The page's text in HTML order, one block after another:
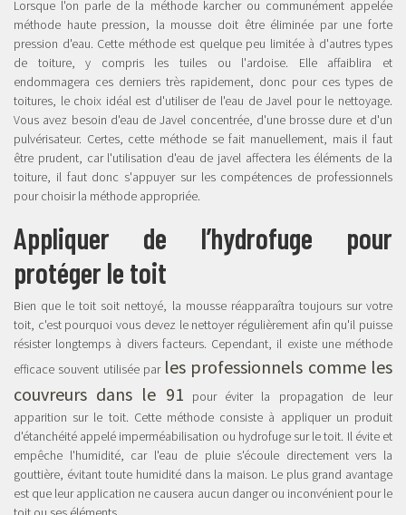
Lorsque l'on parle de la méthode karcher ou communément appelée
méthode haute pression, la mousse doit être éliminée par une forte
pression d'eau. Cette méthode est quelque peu limitée à d'autres types
de toiture, y compris les tuiles ou l'ardoise. Elle affaiblira et
endommagera ces derniers très rapidement, donc pour ces types de
toitures, le choix idéal est d'utiliser de l'eau de Javel pour le nettoyage.
Vous avez besoin d'eau de Javel concentrée, d'une brosse dure et d'un
pulvérisateur. Certes, cette méthode se fait manuellement, mais il faut
être prudent, car l'utilisation d'eau de javel affectera les éléments de la
toiture, il faut donc s'appuyer sur les compétences de professionnels
pour choisir la méthode appropriée.
Appliquer de l’hydrofuge pour
protéger le toit
Bien que le toit soit nettoyé, la mousse réapparaîtra toujours sur votre
toit, c'est pourquoi vous devez le nettoyer régulièrement afin qu'il puisse
résister longtemps à divers facteurs. Cependant, il existe une méthode
efficace souvent utilisée par les professionnels comme les
couvreurs dans le 91 pour éviter la propagation de leur
apparition sur le toit. Cette méthode consiste à appliquer un produit
d'étanchéité appelé imperméabilisation ou hydrofuge sur le toit. Il évite et
empêche l'humidité, car l'eau de pluie s'écoule directement vers la
gouttière, évitant toute humidité dans la maison. Le plus grand avantage
est que leur application ne causera aucun danger ou inconvénient pour le